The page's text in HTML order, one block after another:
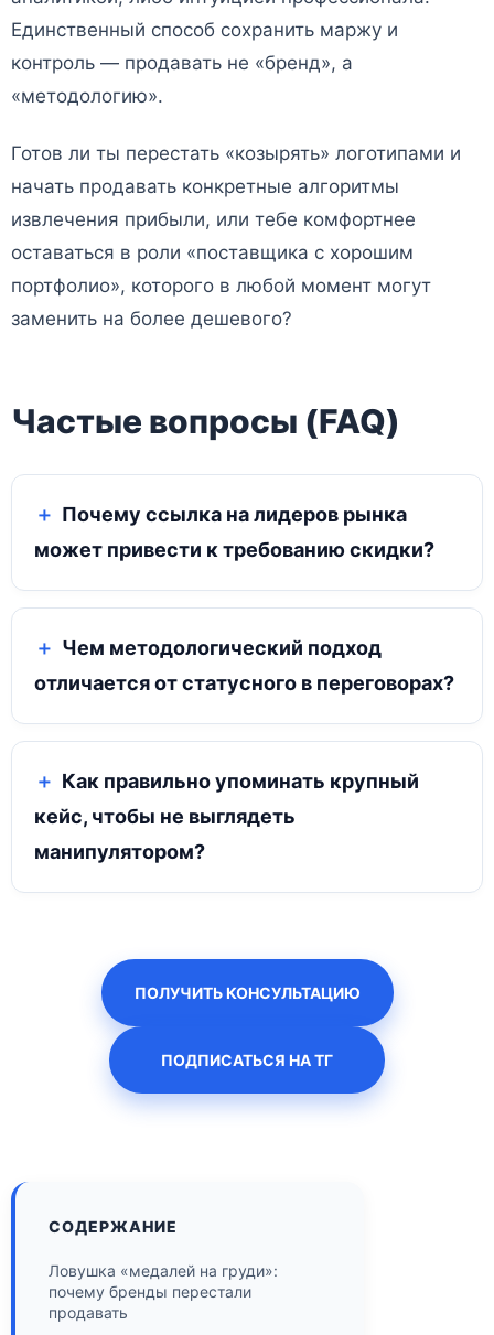
Единственный способ сохранить маржу и
контроль — продавать не «бренд», а
«методологию».
Готов ли ты перестать «козырять» логотипами и
начать продавать конкретные алгоритмы
извлечения прибыли, или тебе комфортнее
оставаться в роли «поставщика с хорошим
портфолио», которого в любой момент могут
заменить на более дешевого?
Частые вопросы (FAQ)
Почему ссылка на лидеров рынка
может привести к требованию скидки?
Чем методологический подход
отличается от статусного в переговорах?
Как правильно упоминать крупный
кейс, чтобы не выглядеть
манипулятором?
ПОЛУЧИТЬ КОНСУЛЬТАЦИЮ
ПОДПИСАТЬСЯ НА ТГ
СОДЕРЖАНИЕ
Ловушка «медалей на груди»:
почему бренды перестали
продавать